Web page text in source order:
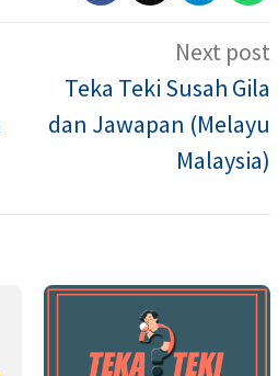
Next post
Teka Teki Susah Gila
dan Jawapan (Melayu
Malaysia)